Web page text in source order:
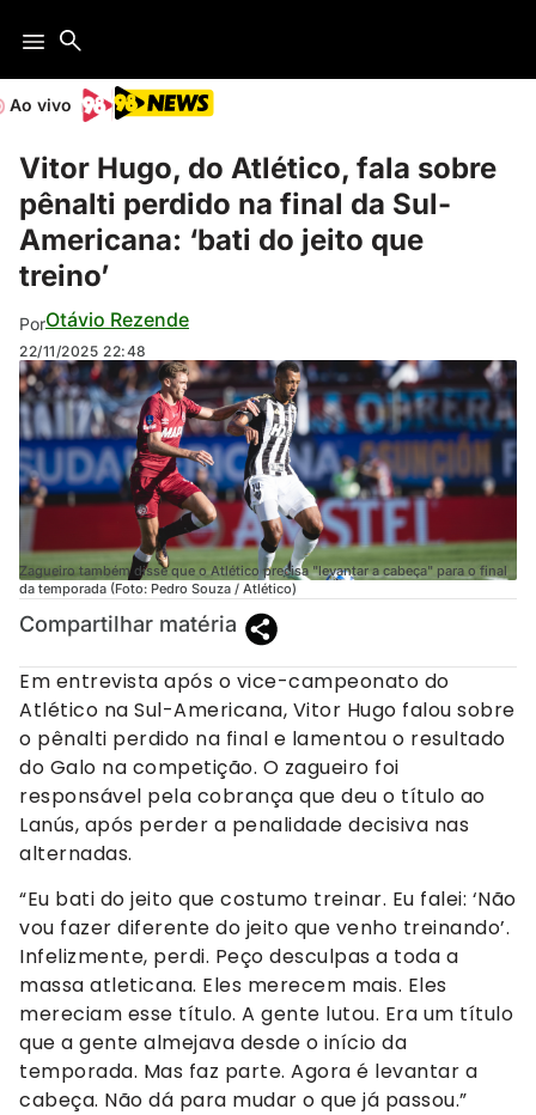
Ao vivo
Vitor Hugo, do Atlético, fala sobre
pênalti perdido na final da Sul-
Americana: ‘bati do jeito que
treino’
PorOtávio Rezende
22/11/2025 22:48
Zagueiro também disse que o Atlético precisa "levantar a cabeça" para o final
da temporada (Foto: Pedro Souza / Atlético)
Compartilhar matéria
Em entrevista após o vice-campeonato do
Atlético na Sul-Americana, Vitor Hugo falou sobre
o pênalti perdido na final e lamentou o resultado
do Galo na competição. O zagueiro foi
responsável pela cobrança que deu o título ao
Lanús, após perder a penalidade decisiva nas
alternadas.
“Eu bati do jeito que costumo treinar. Eu falei: ‘Não
vou fazer diferente do jeito que venho treinando’.
Infelizmente, perdi. Peço desculpas a toda a
massa atleticana. Eles merecem mais. Eles
mereciam esse título. A gente lutou. Era um título
que a gente almejava desde o início da
temporada. Mas faz parte. Agora é levantar a
cabeça. Não dá para mudar o que já passou.”